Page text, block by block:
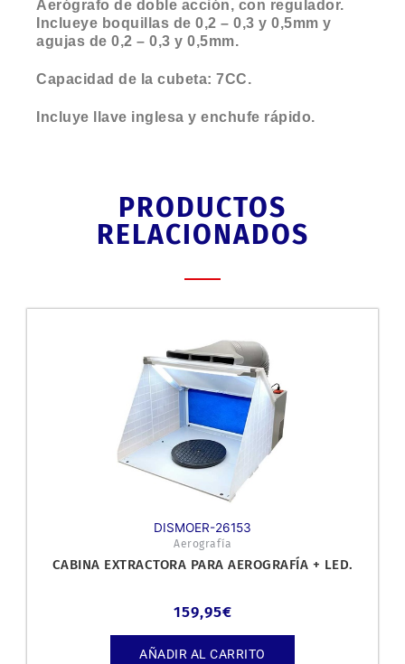
Aerógrafo de doble acción, con regulador.
Inclueye boquillas de 0,2 – 0,3 y 0,5mm y
agujas de 0,2 – 0,3 y 0,5mm.
Capacidad de la cubeta: 7CC.
Incluye llave inglesa y enchufe rápido.
PRODUCTOS
RELACIONADOS
DISMOER-26153
Aerografía
CABINA EXTRACTORA PARA AEROGRAFÍA + LED.
159,95€
AÑADIR AL CARRITO